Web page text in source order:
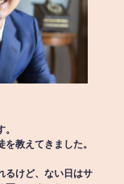
教えてきました。
るけど、ない日はサ